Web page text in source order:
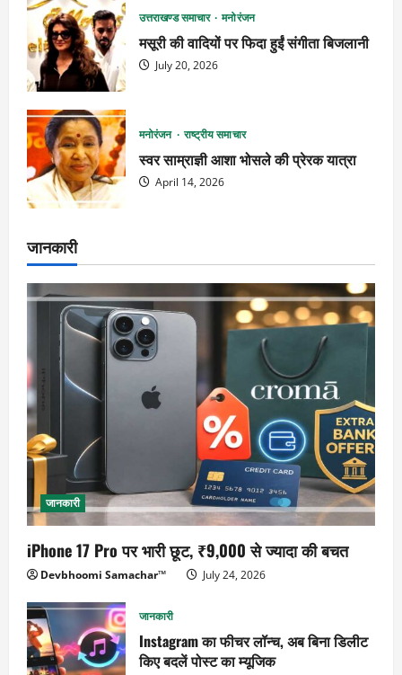
उत्तराखण्ड समाचार मनोरंजन
मसूरी की वादियों पर फिदा हुईं संगीता बिजलानी
July 20, 2026
मनोरंजन राष्ट्रीय समाचार
स्वर साम्राज्ञी आशा भोसले की प्रेरक यात्रा
April 14, 2026
जानकारी
जानकारी
iPhone 17 Pro पर भारी छूट, ₹9,000 से ज्यादा की बचत
Devbhoomi Samachar™ July 24, 2026
जानकारी
Instagram का फीचर लॉन्च, अब बिना डिलीट
किए बदलें पोस्ट का म्यूजिक